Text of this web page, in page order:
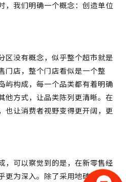
，我们明确一个概念：创造单位
区没有概念，似乎整个超市就是
门店，整个门店看似是一个整
屿构成，每一个品类都有着明确
他方式，让品类陈列更清晰。在
也让消费者视野变得更开阔，更
，可以察觉到的是，在新零售经
更为深入。除了采用地砖色彩区